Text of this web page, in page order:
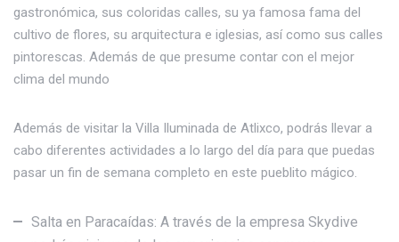
gastronómica, sus coloridas calles, su ya famosa fama del
cultivo de flores, su arquitectura e iglesias, así como sus calles
pintorescas. Además de que presume contar con el mejor
clima del mundo
Además de visitar la Villa Iluminada de Atlixco, podrás llevar a
cabo diferentes actividades a lo largo del día para que puedas
pasar un fin de semana completo en este pueblito mágico.
Salta en Paracaídas: A través de la empresa Skydive